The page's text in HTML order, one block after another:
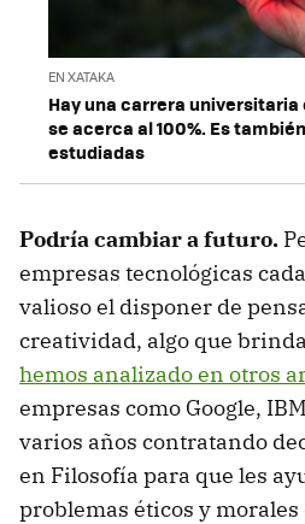
EN XATAKA
Hay una carrera
se acerca al 100%. Es
estudiadas
Podría cambiar a futuro.
empresas tecnológicas
valioso el disponer de
creatividad, algo que
hemos analizado en otros
empresas como Google,
varios años contratando
en Filosofía para que les
problemas éticos y